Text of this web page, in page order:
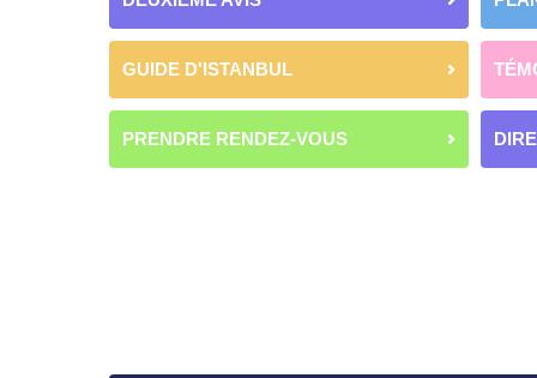
GUIDE D'ISTANBUL
PRENDRE RENDEZ-VOUS